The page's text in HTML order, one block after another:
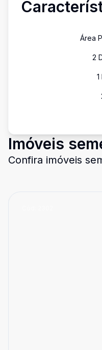
Área
2
1
Imóveis
Confira imóveis